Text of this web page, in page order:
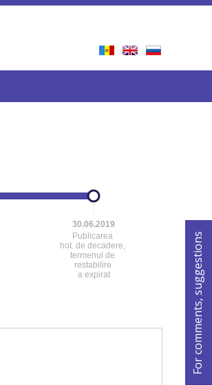
For comments, suggestions
30.06.2019
Publicarea
hot. de decadere,
termenul de
restabilire
a expirat